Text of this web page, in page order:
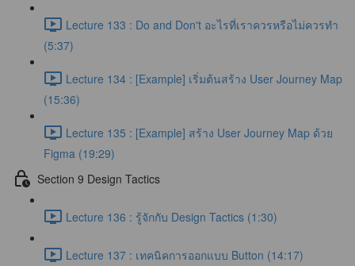
Lecture 133 : Do and Don't อะไรที่เราควรหรือไม่ควรทำ
(5:37)
Lecture 134 : [Example] เริ่มต้นสร้าง User Journey Map
(15:36)
Lecture 135 : [Example] สร้าง User Journey Map ด้วย
Figma (19:29)
Section 9 Design Tactics
Lecture 136 : รู้จักกับ Design Tactics (1:30)
Lecture 137 : เทคนิคการออกแบบ Button (14:17)